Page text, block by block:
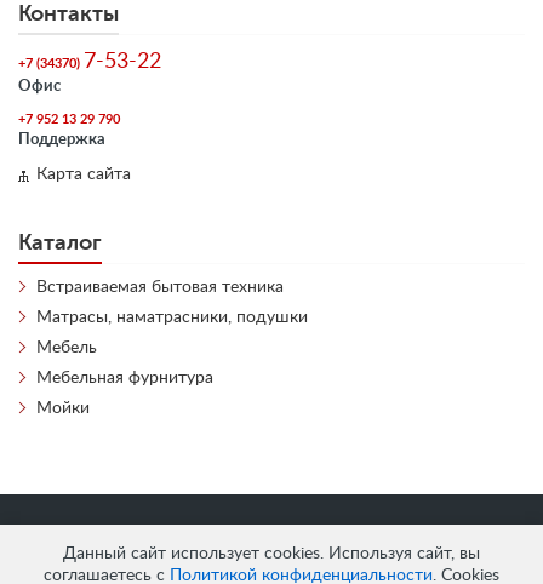
Данный сайт использует cookies. Используя сайт, вы
соглашаетесь с
Политикой конфиденциальности. Cookies
Контакты
+7 (34370) 7-53-22
Офис
+7 952 13 29 790
Поддержка
Карта сайта
Каталог
Встраиваемая бытовая техника
Матрасы, наматрасники, подушки
Мебель
Мебельная фурнитура
Мойки